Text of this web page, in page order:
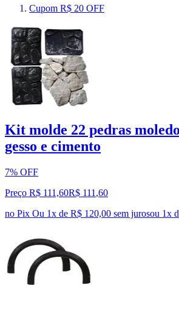
Cupom R$ 20 OFF
Kit molde 22 pedras
gesso e cimento
7% OFF
Preço R$ 111,60R$ 111 ,60
no Pix Ou 1x de R$ 120,00 sem jurosou 1x